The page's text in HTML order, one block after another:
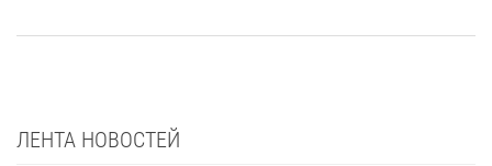
ЛЕНТА НОВОСТЕЙ